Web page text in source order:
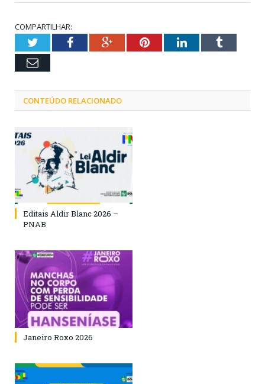
COMPARTILHAR:
TwitterFacebookGoogle+PinterestLinkedInTumblr
Email
CONTEÚDO RELACIONADO
Editais Aldir Blanc 2026 –
PNAB
Janeiro Roxo 2026